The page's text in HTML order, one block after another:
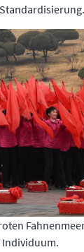
Individuum.